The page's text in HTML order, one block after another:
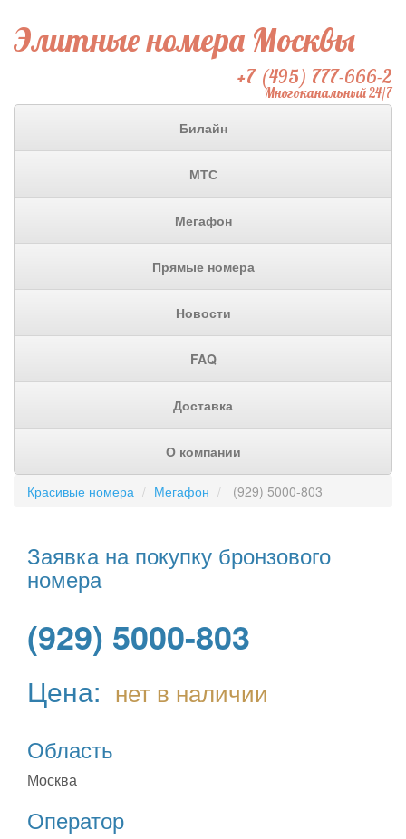
Элитные номера Москвы
+7 (495) 777-666-2
Многоканальный 24/7
Билайн
МТС
Мегафон
Прямые номера
Новости
FAQ
Доставка
О компании
Красивые номера Мегафон (929) 5000-803
Заявка на покупку бронзового
номера
(929) 5000-803
Цена: нет в наличии
Область
Москва
Оператор